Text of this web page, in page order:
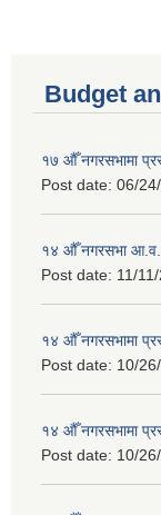
Budget
१७ औँ नगरसभामा
Post date: 06/
१४ औँ नगरसभा
Post date: 11/
१४ औँ नगरसभामा
Post date: 10/
१४ औँ नगरसभामा
Post date: 10/